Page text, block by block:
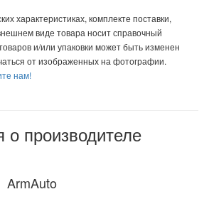
характеристиках, комплекте поставки,
виде товара носит справочный
и/или упаковки может быть изменен
от изображенных на фотографии.
нам!
производителе
ArmAuto